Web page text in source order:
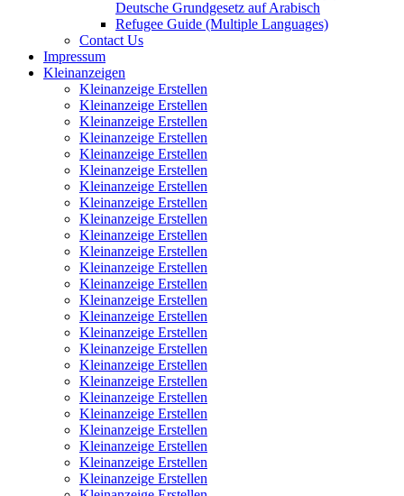
Deutsche Grundgesetz auf Arabisch
Refugee Guide (Multiple Languages)
Contact Us
Impressum
Kleinanzeigen
Kleinanzeige Erstellen
Kleinanzeige Erstellen
Kleinanzeige Erstellen
Kleinanzeige Erstellen
Kleinanzeige Erstellen
Kleinanzeige Erstellen
Kleinanzeige Erstellen
Kleinanzeige Erstellen
Kleinanzeige Erstellen
Kleinanzeige Erstellen
Kleinanzeige Erstellen
Kleinanzeige Erstellen
Kleinanzeige Erstellen
Kleinanzeige Erstellen
Kleinanzeige Erstellen
Kleinanzeige Erstellen
Kleinanzeige Erstellen
Kleinanzeige Erstellen
Kleinanzeige Erstellen
Kleinanzeige Erstellen
Kleinanzeige Erstellen
Kleinanzeige Erstellen
Kleinanzeige Erstellen
Kleinanzeige Erstellen
Kleinanzeige Erstellen